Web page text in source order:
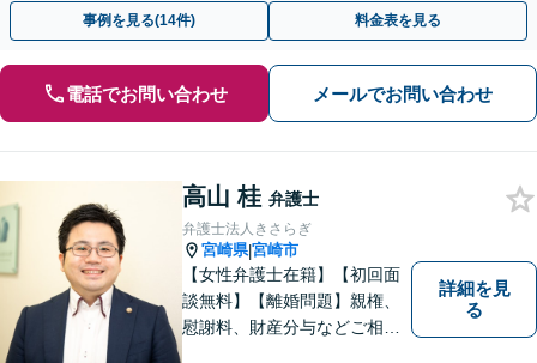
事例を見る(14件) 料金表を見る
電話でお問い合わせ メールでお問い合わせ
高山 桂 弁護士
弁護士法人きさらぎ
宮崎県|宮崎市
【女性弁護士在籍】【初回面
談無料】【離婚問題】親権、
慰謝料、財産分与などご相談
詳細を見
る